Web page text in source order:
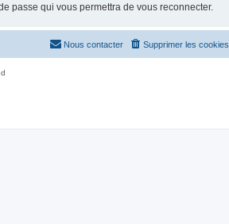
passe qui vous permettra de vous reconnecter.
Supprimer les cookies
Nous contacter